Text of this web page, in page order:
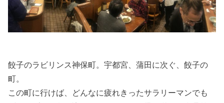
餃子のラビリンス神保町。宇都宮、蒲田に次ぐ、餃子の
町。
この町に行けば、どんなに疲れきったサラリーマンでも